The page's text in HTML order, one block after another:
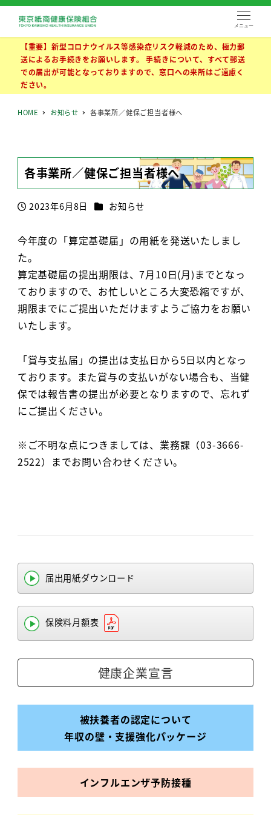
メニュー
【重要】新型コロナウイルス等感染症リスク軽減のため、極力郵
送によるお手続きをお願いします。 手続きについて、すべて郵送
での届出が可能となっておりますので、窓口への来所はご遠慮く
ださい。
HOME お知らせ 各事業所／健保ご担当者様へ
各事業所／健保ご担当者様へ
投稿日
2023年6月8日 カテゴリー
お知らせ
今年度の「算定基礎届」の用紙を発送いたしまし
た。
算定基礎届の提出期限は、7月10日(月)までとなっ
ておりますので、お忙しいところ大変恐縮ですが、
期限までにご提出いただけますようご協力をお願い
いたします。
「賞与支払届」の提出は支払日から5日以内となっ
ております。また賞与の支払いがない場合も、当健
保では報告書の提出が必要となりますので、忘れず
にご提出ください。
※ご不明な点につきましては、業務課（03-3666-
2522）までお問い合わせください。
届出用紙ダウンロード
保険料月額表
健康企業宣言
被扶養者の認定について
年収の壁・支援強化パッケージ
インフルエンザ予防接種